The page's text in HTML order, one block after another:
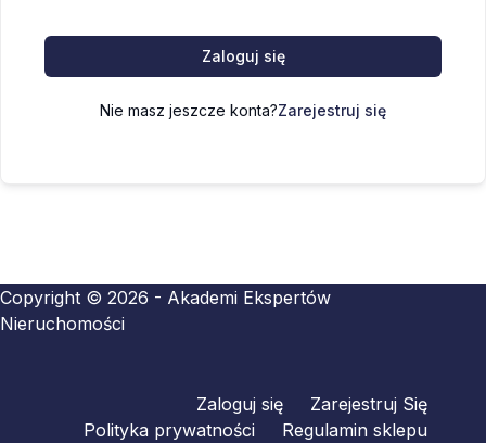
Zaloguj się
Nie masz jeszcze konta?Zarejestruj się
Copyright © 2026 - Akademi Ekspertów
Nieruchomości
Zaloguj się
Zarejestruj Się
Polityka prywatności
Regulamin sklepu